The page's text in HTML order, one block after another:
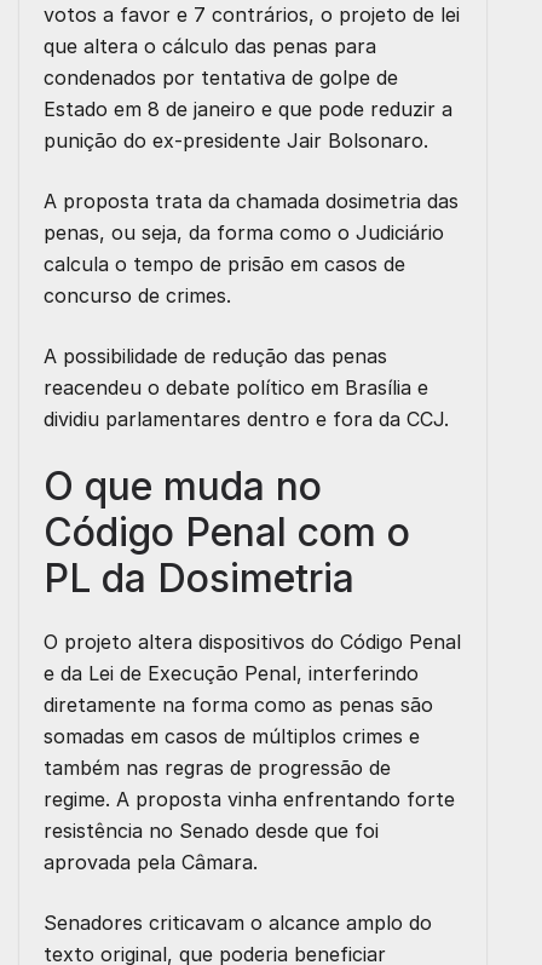
votos a favor e 7 contrários, o projeto de lei
que altera o cálculo das penas para
condenados por tentativa de golpe de
Estado em 8 de janeiro e que pode reduzir a
punição do ex-presidente Jair Bolsonaro.
A proposta trata da chamada dosimetria das
penas, ou seja, da forma como o Judiciário
calcula o tempo de prisão em casos de
concurso de crimes.
A possibilidade de redução das penas
reacendeu o debate político em Brasília e
dividiu parlamentares dentro e fora da CCJ.
O que muda no
Código Penal com o
PL da Dosimetria
O projeto altera dispositivos do Código Penal
e da Lei de Execução Penal, interferindo
diretamente na forma como as penas são
somadas em casos de múltiplos crimes e
também nas regras de progressão de
regime. A proposta vinha enfrentando forte
resistência no Senado desde que foi
aprovada pela Câmara.
Senadores criticavam o alcance amplo do
texto original, que poderia beneficiar